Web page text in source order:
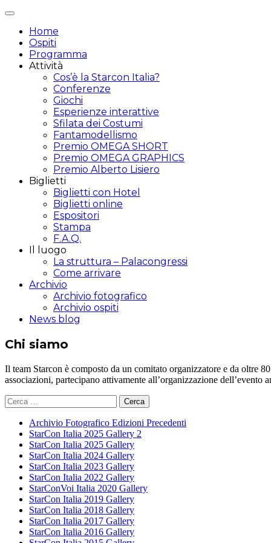
Attiva/disattiva
navigazione
Home
Ospiti
Programma
Attività
Cos’è la Starcon Italia?
Conferenze
Giochi
Esperienze interattive
Sfilata dei Costumi
Fantamodellismo
Premio OMEGA SHORT
Premio OMEGA GRAPHICS
Premio Alberto Lisiero
Biglietti
Biglietti con Hotel
Biglietti online
Espositori
Stampa
F.A.Q.
Il luogo
La struttura – Palacongressi
Come arrivare
Archivio
Archivio fotografico
Archivio ospiti
News blog
Chi siamo
Il team Starcon è composto da un comitato organizzatore e da oltre
associazioni, partecipano attivamente all’organizzazione
Ricerca
per:
Archivio Fotografico Edizioni Precedenti
StarCon Italia 2025 Gallery 2
StarCon Italia 2025 Gallery
StarCon Italia 2024 Gallery
StarCon Italia 2023 Gallery
StarCon Italia 2022 Gallery
StarConVoi Italia 2020 Gallery
StarCon Italia 2019 Gallery
StarCon Italia 2018 Gallery
StarCon Italia 2017 Gallery
StarCon Italia 2016 Gallery